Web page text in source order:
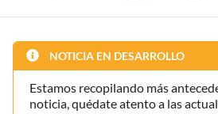
NOTICIA EN DESARROLLO
Estamos recopilando más
noticia, quédate atento a las